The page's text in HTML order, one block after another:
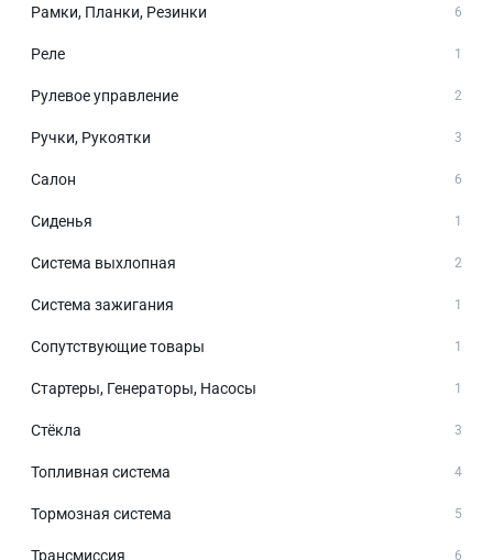
Рамки, Планки, Резинки 6
Реле 1
Рулевое управление 2
Ручки, Рукоятки 3
Салон 6
Сиденья 1
Система выхлопная 2
Система зажигания 1
Сопутствующие товары 1
Стартеры, Генераторы, Насосы 1
Стёкла 3
Топливная система 4
Тормозная система 5
Трансмиссия 6